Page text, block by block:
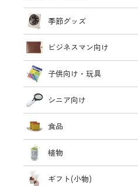
季節グッズ
ビジネスマン向け
子供向け・玩具
シニア向け
食品
植物
ギフト(小物)